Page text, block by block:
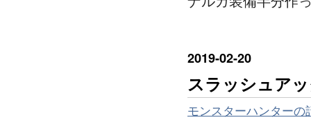
2019-02-20
スラッシュア
モンスターハンターの